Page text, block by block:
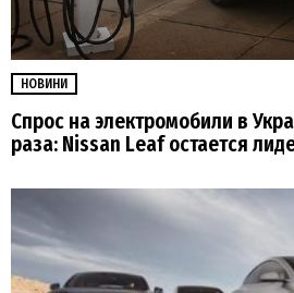
НОВИНИ
Спрос на электромобили в
раза: Nissan Leaf остается